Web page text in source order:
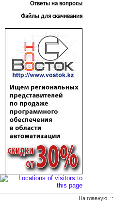
Ответы на вопросы
Файлы для скачивания
На главную ::